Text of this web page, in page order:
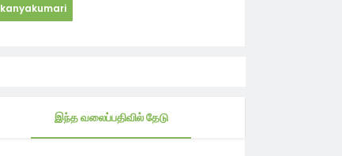
kanyakumari
இந்த வலைப்பதிவில் தேடு